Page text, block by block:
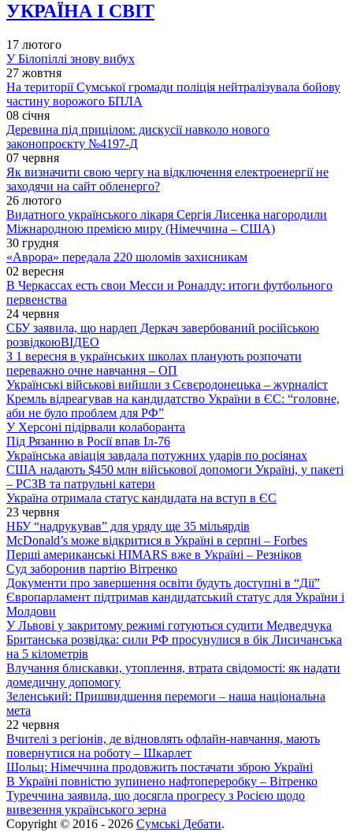
УКРАЇНА І СВІТ
17 лютого
У Білопіллі знову вибух
27 жовтня
На території Сумської громади поліція нейтралізувала бойову
частину ворожого БПЛА
08 січня
Деревина під прицілом: дискусії навколо нового
законопроєкту №4197-Д
07 червня
Як визначити свою чергу на відключення електроенергії не
заходячи на сайт обленерго?
26 лютого
Видатного українського лікаря Сергія Лисенка нагородили
Міжнародною премією миру (Німеччина – США)
30 грудня
«Аврора» передала 220 шоломів захисникам
02 вересня
В Черкассах есть свои Месси и Роналду: итоги футбольного
первенства
24 червня
СБУ заявила, що нардеп Деркач завербований російською
розвідкоюВІДЕО
З 1 вересня в українських школах планують розпочати
переважно очне навчання – ОП
Українські військові вийшли з Сєвєродонецька – журналіст
Кремль відреагував на кандидатство України в ЄС: “головне,
аби не було проблем для РФ”
У Херсоні підірвали колаборанта
Під Рязанню в Росії впав Іл-76
Українська авіація завдала потужних ударів по росіянах
США надають $450 млн військової допомоги Україні, у пакеті
– РСЗВ та патрульні катери
Україна отримала статус кандидата на вступ в ЄС
23 червня
НБУ “надрукував” для уряду ще 35 мільярдів
McDonald’s може відкритися в Україні в серпні – Forbes
Перші американські HIMARS вже в Україні – Резніков
Суд заборонив партію Вітренко
Документи про завершення освіти будуть доступні в “Дії”
Європарламент підтримав кандидатський статус для України і
Молдови
У Львові у закритому режимі готуються судити Медведчука
Британська розвідка: сили РФ просунулися в бік Лисичанська
на 5 кілометрів
Влучання блискавки, утоплення, втрата свідомості: як надати
домедичну допомогу
Зеленський: Пришвидшення перемоги – наша національна
мета
22 червня
Вчителі з регіонів, де відновлять офлайн-навчання, мають
повернутися на роботу – Шкарлет
Шольц: Німеччина продовжить постачати зброю Україні
В Україні повністю зупинено нафтопереробку – Вітренко
Туреччина заявила, що досягла прогресу з Росією щодо
вивезення українського зерна
Copyright © 2016 - 2026 Сумські Дебати.